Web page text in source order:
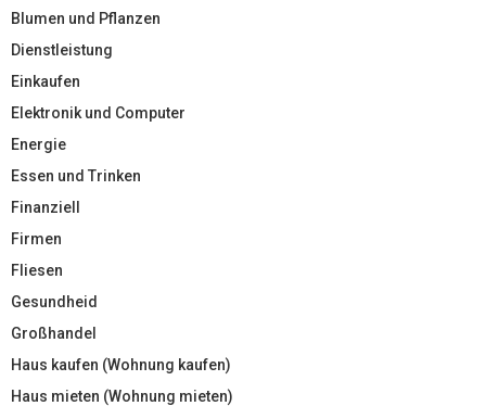
Blumen und Pflanzen
Dienstleistung
Einkaufen
Elektronik und Computer
Energie
Essen und Trinken
Finanziell
Firmen
Fliesen
Gesundheid
Großhandel
Haus kaufen (Wohnung kaufen)
Haus mieten (Wohnung mieten)